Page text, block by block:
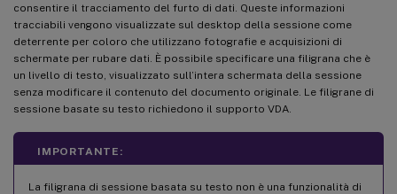
consentire il tracciamento del furto di dati. Queste informazioni
tracciabili vengono visualizzate sul desktop della sessione come
deterrente per coloro che utilizzano fotografie e acquisizioni di
schermate per rubare dati. È possibile specificare una filigrana che è
un livello di testo, visualizzato sull’intera schermata della sessione
senza modificare il contenuto del documento originale. Le filigrane di
sessione basate su testo richiedono il supporto VDA.
IMPORTANTE:
La filigrana di sessione basata su testo non è una funzionalità di